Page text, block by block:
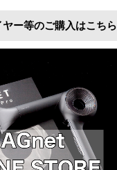
ー等のご購入はこちら